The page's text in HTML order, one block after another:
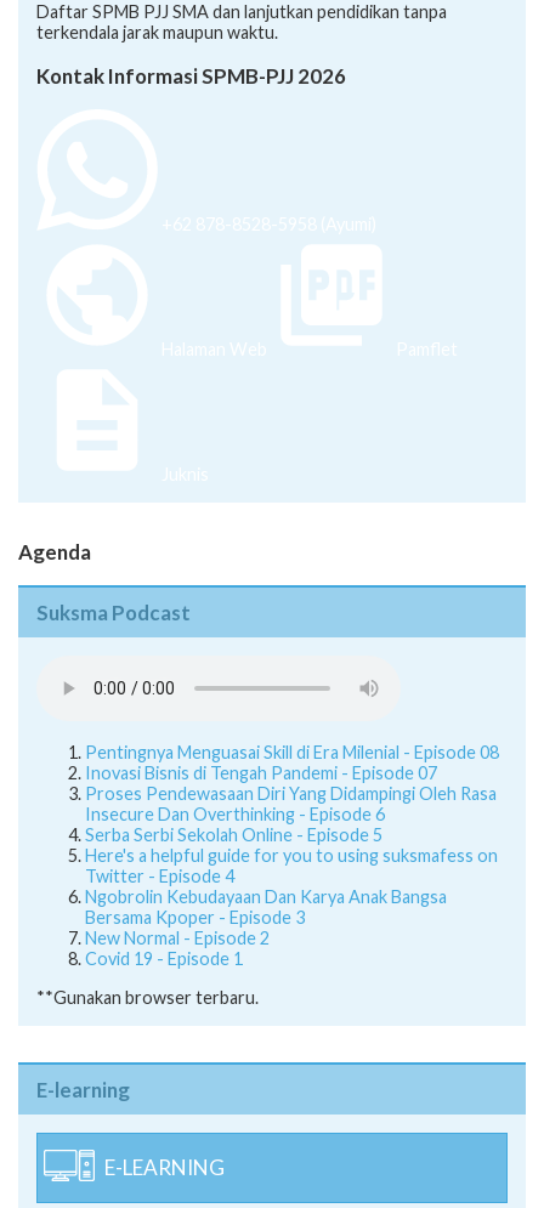
Daftar SPMB PJJ SMA dan lanjutkan pendidikan tanpa
terkendala jarak maupun waktu.
Kontak Informasi SPMB-PJJ 2026
+62 878-8528-5958 (Ayumi)
Halaman Web Pamflet
Juknis
Agenda
Suksma Podcast
Pentingnya Menguasai Skill di Era Milenial - Episode 08
Inovasi Bisnis di Tengah Pandemi - Episode 07
Proses Pendewasaan Diri Yang Didampingi Oleh Rasa
Insecure Dan Overthinking - Episode 6
Serba Serbi Sekolah Online - Episode 5
Here's a helpful guide for you to using suksmafess on
Twitter - Episode 4
Ngobrolin Kebudayaan Dan Karya Anak Bangsa
Bersama Kpoper - Episode 3
New Normal - Episode 2
Covid 19 - Episode 1
**Gunakan browser terbaru.
E-learning
E-LEARNING